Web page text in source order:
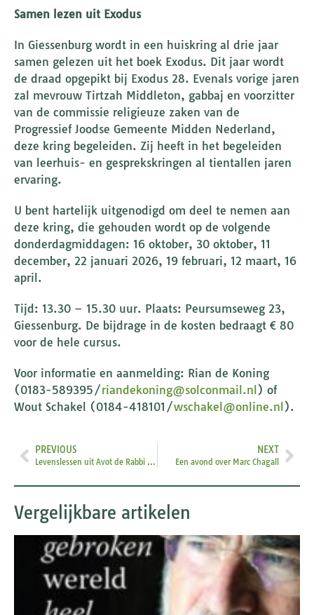
Samen lezen uit Exodus
In Giessenburg wordt in een huiskring al drie jaar
samen gelezen uit het boek Exodus. Dit jaar wordt
de draad opgepikt bij Exodus 28. Evenals vorige jaren
zal mevrouw Tirtzah Middleton, gabbaj en voorzitter
van de commissie religieuze zaken van de
Progressief Joodse Gemeente Midden Nederland,
deze kring begeleiden. Zij heeft in het begeleiden
van leerhuis- en gesprekskringen al tientallen jaren
ervaring.
U bent hartelijk uitgenodigd om deel te nemen aan
deze kring, die gehouden wordt op de volgende
donderdagmiddagen: 16 oktober, ⁠30 oktober, 11
december, 22 januari 2026, 19 februari, 12 maart, 16
april.
Tijd: 13.30 – 15.30 uur. Plaats: Peursumseweg 23,
Giessenburg. De bijdrage in de kosten bedraagt € 80
voor de hele cursus.
Voor informatie en aanmelding: Rian de Koning
(0183-589395/riandekoning@solconmail.nl ) of
Wout Schakel (0184-418101/wschakel@online.nl ).
PREVIOUS
Levenslessen uit Avot de Rabbi Nathan
NEXT
Een avond over Marc Chagall
Vergelijkbare artikelen